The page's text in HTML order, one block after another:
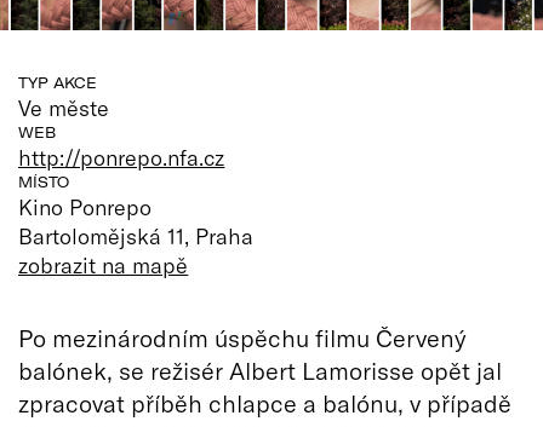
TYP AKCE
Ve měste
WEB
http://ponrepo.nfa.cz
MÍSTO
Kino Ponrepo
Bartolomějská 11, Praha
zobrazit na mapě
Po mezinárodním úspěchu filmu Červený
balónek, se režisér Albert Lamorisse opět jal
zpracovat příběh chlapce a balónu, v případě